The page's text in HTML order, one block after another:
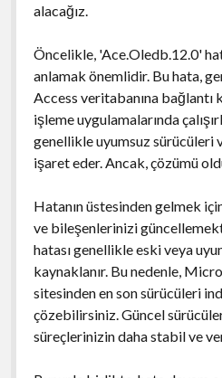
alacağız.
Öncelikle, 'Ace.Oledb.12.0'
anlamak önemlidir. Bu hata,
Access veritabanına bağlantı
işleme uygulamalarında
genellikle uyumsuz sürücüleri
işaret eder. Ancak, çözümü
Hatanın üstesinden gelmek
ve bileşenlerinizi
hatası genellikle eski veya
kaynaklanır. Bu nedenle,
sitesinden en son sürücüleri
çözebilirsiniz. Güncel
süreçlerinizin daha stabil ve